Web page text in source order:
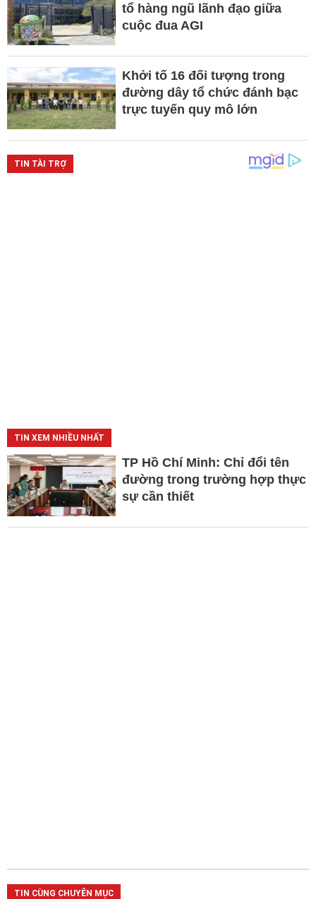
tổ hàng ngũ lãnh đạo giữa
cuộc đua AGI
Khởi tố 16 đối tượng trong
đường dây tổ chức đánh bạc
trực tuyến quy mô lớn
TIN XEM NHIỀU NHẤT
TP Hồ Chí Minh: Chỉ đổi tên
đường trong trường hợp thực
sự cần thiết
TIN CÙNG CHUYÊN MỤC